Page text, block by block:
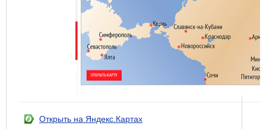
Открыть на Яндекс.Картах